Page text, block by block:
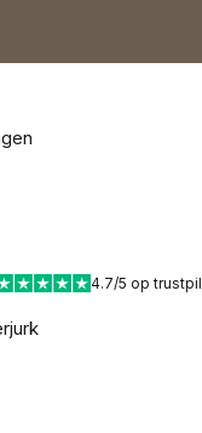
4.7/5 op